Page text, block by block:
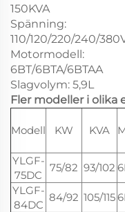
150KVA
Spänning:
110/120/220/240/
Motormodell:
6BT/6BTA/6BTAA
Slagvolym: 5,9L
Fler modeller i olika
Modell KW KVA
YLGF-
75DC
75/82 93/102
YLGF-
84DC
84/92 105/115